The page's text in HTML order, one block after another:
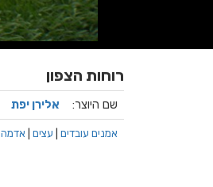
רוחות הצפון
שם היוצר: אלירן יפת
אמנים עובדים עצים אדמה